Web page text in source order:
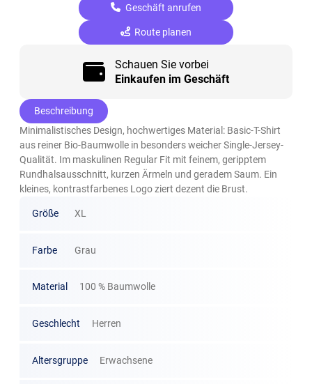
Geschäft anrufen
Route planen
Schauen Sie vorbei
Einkaufen im Geschäft
Beschreibung
Minimalistisches Design, hochwertiges Material: Basic-T-Shirt
aus reiner Bio-Baumwolle in besonders weicher Single-Jersey-
Qualität. Im maskulinen Regular Fit mit feinem, geripptem
Rundhalsausschnitt, kurzen Ärmeln und geradem Saum. Ein
kleines, kontrastfarbenes Logo ziert dezent die Brust.
Größe XL
Farbe Grau
Material 100 % Baumwolle
Geschlecht Herren
Altersgruppe Erwachsene